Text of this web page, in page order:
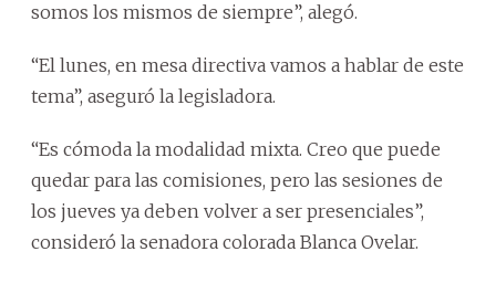
somos los mismos de siempre”, alegó.
“El lunes, en mesa directiva vamos a hablar de este
tema”, aseguró la legisladora.
“Es cómoda la modalidad mixta. Creo que puede
quedar para las comisiones, pero las sesiones de
los jueves ya deben volver a ser presenciales”,
consideró la senadora colorada Blanca Ovelar.